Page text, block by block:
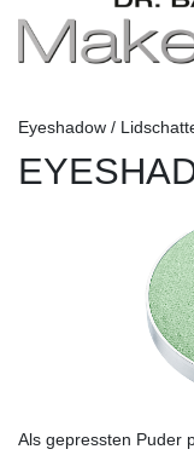
Eyeshadow /
Als gepressten Puder